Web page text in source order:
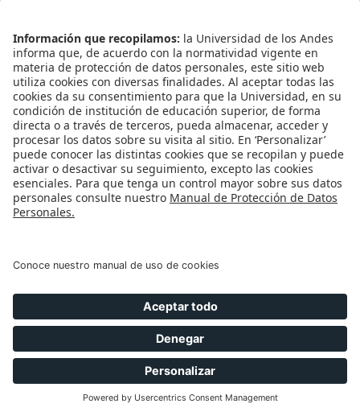
tampoco podrá asistir al concierto. Esta interpretación
depende, por supuesto, del contexto comunicativo en
el cual aparece inmerso el enunciado, pero lo que aquí
se pretende señalar es que, a diferencia de lo que
ocurre con el uso de los dos puntos, al utilizar el punto
seguido las oraciones se tornan plenamente
independientes y no hay entre ellas una necesaria
relación causal.
Conviene, finalmente, anotar que además de los dos
relaciones entre las oraciones simples: el punto y
visitando la sección 2 del recurso sobre
coma. Es importante anotar que, aunque en muchos
casos ambos signos tienen funciones similares para
construir oraciones yuxtapuestas, no siempre da igual
usar uno u otro. Contrastemos los siguientes casos: